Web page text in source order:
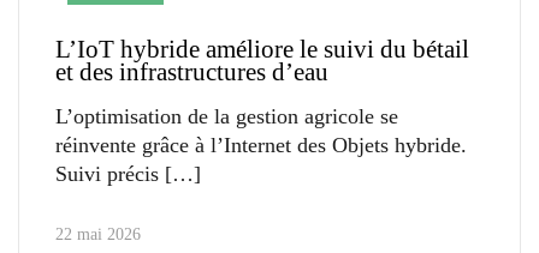
L’IoT hybride améliore le suivi du bétail
et des infrastructures d’eau
L’optimisation de la gestion agricole se
réinvente grâce à l’Internet des Objets hybride.
Suivi précis
22 mai 2026